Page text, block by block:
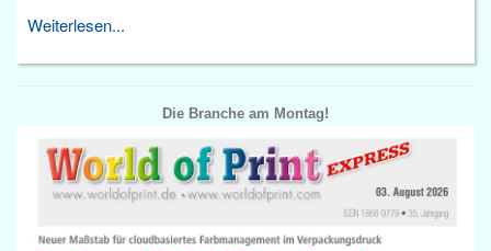
Weiterlesen...
Die Branche am Montag!